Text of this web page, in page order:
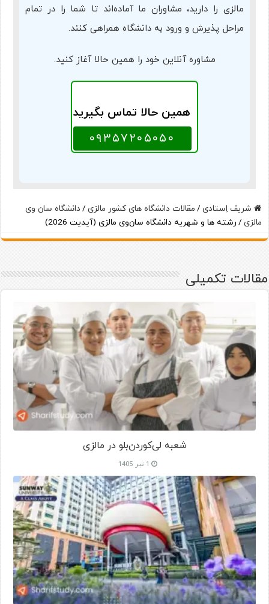
مالزی را دارید، مشاوران ما آماده‌اند تا شما را در تمام
مراحل پذیرش و ورود به دانشگاه همراهی کنند.
مشاوره آنلاین خود را همین حالا آغاز کنید.
همین حالا تماس بگیرید
۰۹۳۵۷۲۰۵۰۵۰
شریف اِستادی/مقالات دانشگاه های کشور مالزی/دانشگاه سان وی
مالزی/رشته ها و شهریه دانشگاه سان‌وی مالزی (آپدیت 2026)
مقالات تکمیلی
شعبه لی‌کوردن‌بلو در مالزی
1 تیر 1405